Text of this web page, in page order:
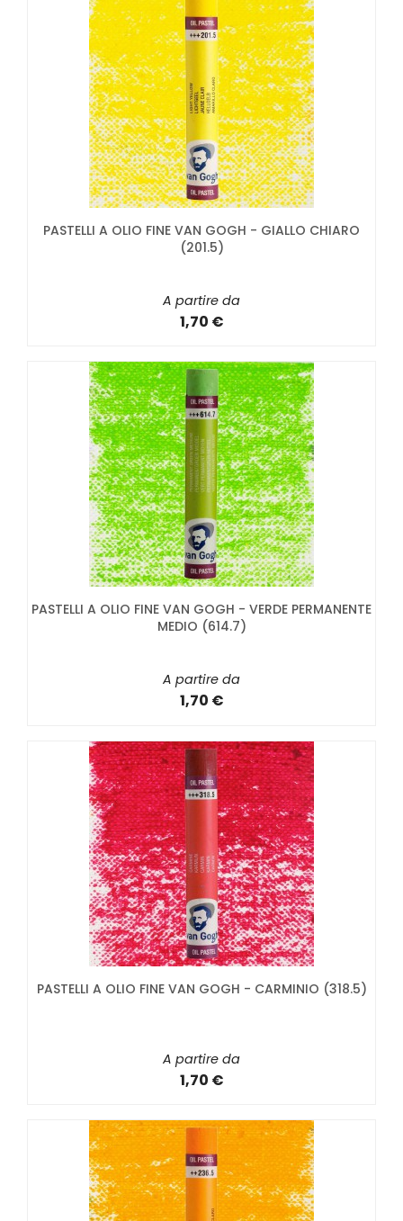
PASTELLI A OLIO FINE VAN GOGH - GIALLO CHIARO
(201.5)
A partire da
1,70 €
PASTELLI A OLIO FINE VAN GOGH - VERDE PERMANENTE
MEDIO (614.7)
A partire da
1,70 €
PASTELLI A OLIO FINE VAN GOGH - CARMINIO (318.5)
A partire da
1,70 €